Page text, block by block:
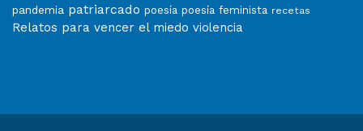
pandemia patriarcado poesía poesía feminista recetas
Relatos para vencer el miedo violencia